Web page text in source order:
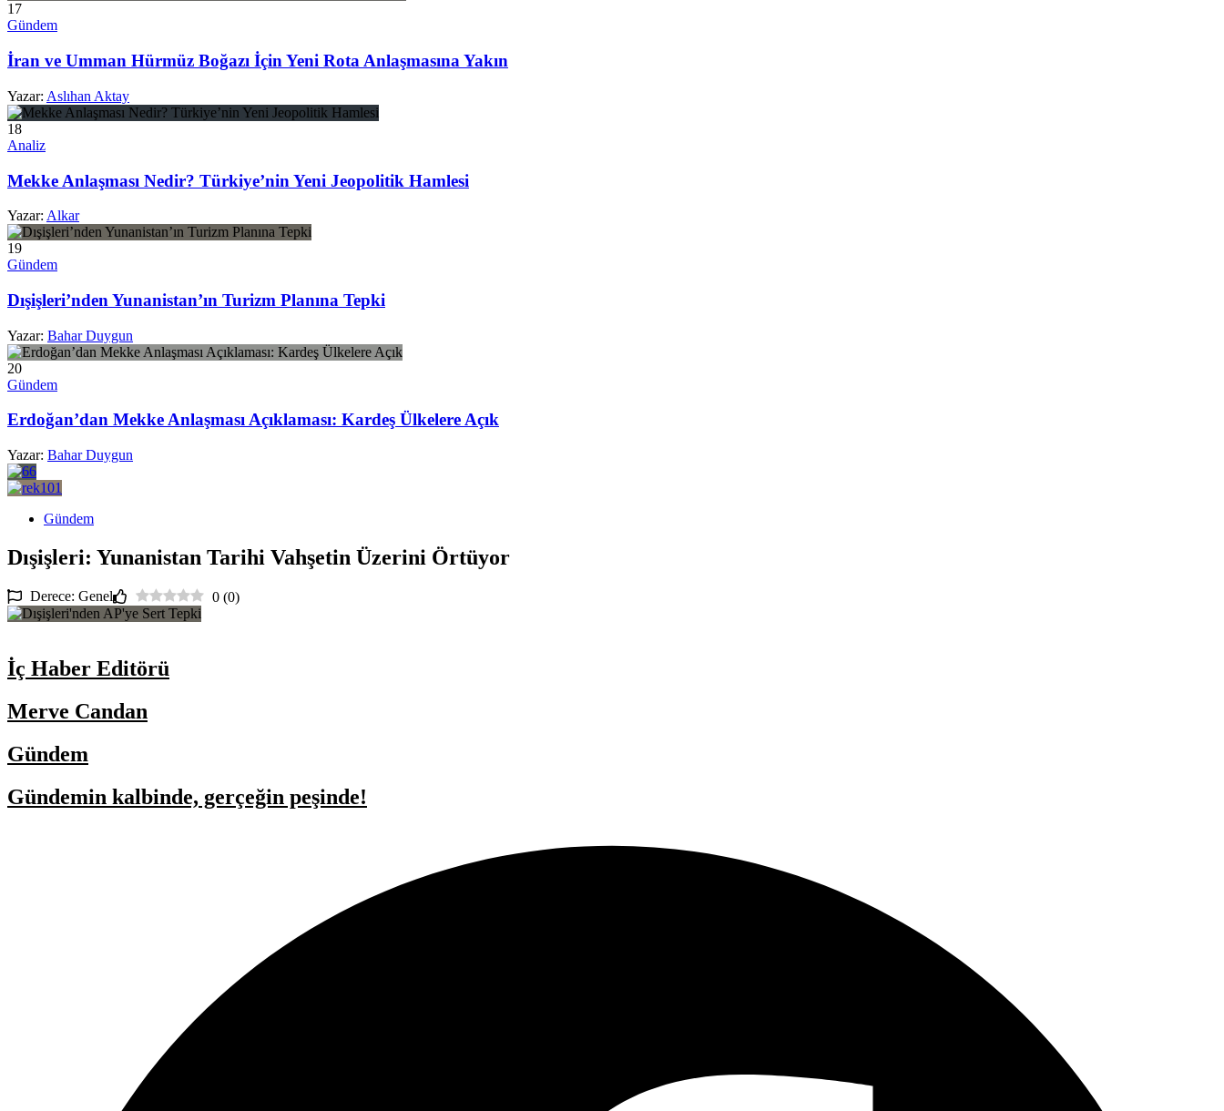
17
Gündem
İran ve Umman Hürmüz Boğazı İçin Yeni Rota Anlaşmasına Yakın
Yazar: Aslıhan Aktay
18
Analiz
Mekke Anlaşması Nedir? Türkiye’nin Yeni Jeopolitik Hamlesi
Yazar: Alkar
19
Gündem
Dışişleri’nden Yunanistan’ın Turizm Planına Tepki
Yazar: Bahar Duygun
20
Gündem
Erdoğan’dan Mekke Anlaşması Açıklaması: Kardeş Ülkelere Açık
Yazar: Bahar Duygun
Gündem
Dışişleri: Yunanistan Tarihi Vahşetin Üzerini Örtüyor
Derece: Genel 0 (0)
İç Haber Editörü
Merve Candan
Gündem
Gündemin kalbinde, gerçeğin peşinde!